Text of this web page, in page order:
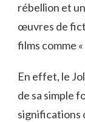
rébellion et
œuvres de
films comme
En effet, le
de sa simple
significations